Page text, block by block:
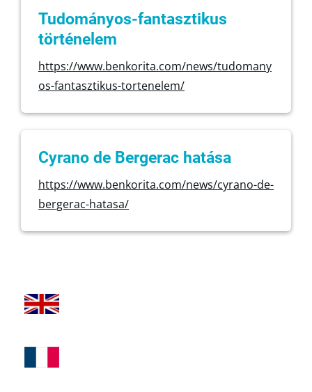
Tudományos-fantasztikus
történelem
https://www.benkorita.com/news/tudomany
os-fantasztikus-tortenelem/
Cyrano de Bergerac hatása
https://www.benkorita.com/news/cyrano-de-
bergerac-hatasa/